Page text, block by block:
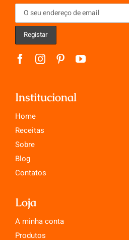
Institucional
Home
Receitas
Sobre
Blog
Contatos
Loja
A minha conta
Produtos